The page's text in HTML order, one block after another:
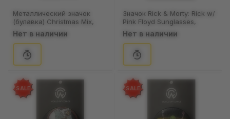
Металлический значок
(булавка) Christmas Mix,
(12103)
Нет в наличии
Значок Rick & Morty: Rick w/
Pink Floyd Sunglasses,
(13451)
Нет в наличии
SALE SALE